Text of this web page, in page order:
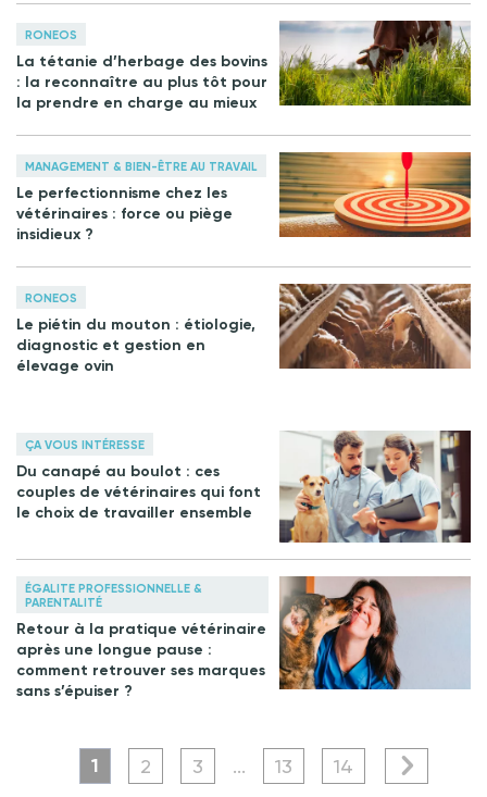
RONEOS
La tétanie d’herbage des bovins
: la reconnaître au plus tôt pour
la prendre en charge au mieux
MANAGEMENT & BIEN-ÊTRE AU TRAVAIL
Le perfectionnisme chez les
vétérinaires : force ou piège
insidieux ?
RONEOS
Le piétin du mouton : étiologie,
diagnostic et gestion en
élevage ovin
ÇA VOUS INTÉRESSE
Du canapé au boulot : ces
couples de vétérinaires qui font
le choix de travailler ensemble
ÉGALITE PROFESSIONNELLE &
PARENTALITÉ
Retour à la pratique vétérinaire
après une longue pause :
comment retrouver ses marques
sans s’épuiser ?
1 2 3 ... 13 14